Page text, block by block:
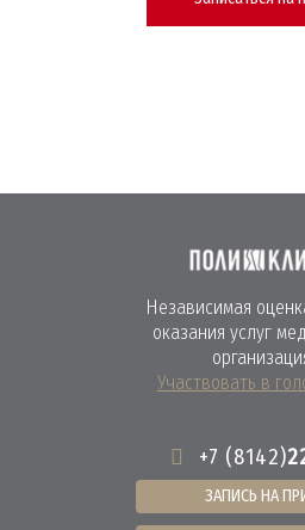
+7 (8142)
ЗАПИСЬ НА
Независимая
оказания услуг
Участвовать в